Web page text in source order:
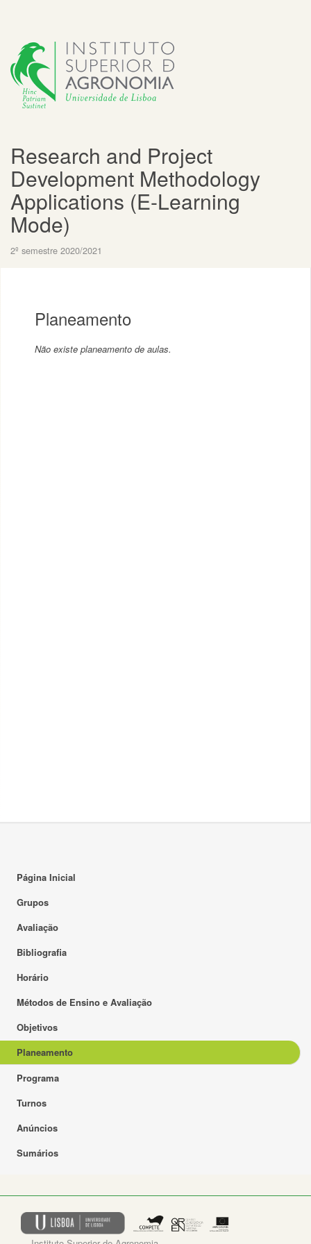
Research and Project
Development Methodology
Applications (E-Learning
Mode)
2º semestre 2020/2021
Planeamento
Não existe planeamento de aulas.
Página Inicial
Grupos
Avaliação
Bibliografia
Horário
Métodos de Ensino e Avaliação
Objetivos
Planeamento
Programa
Turnos
Anúncios
Sumários